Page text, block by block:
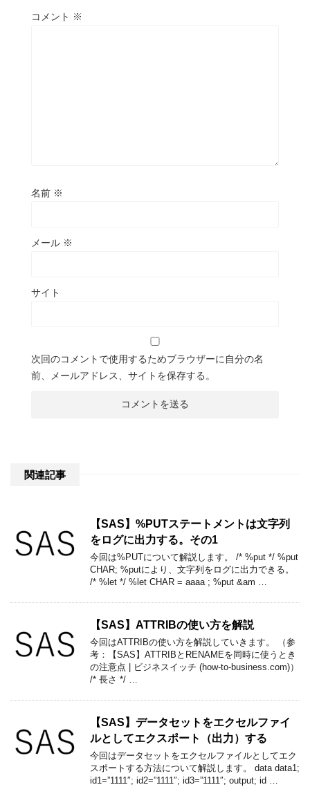
コメント ※
名前 ※
メール ※
サイト
次回のコメントで使用するためブラウザーに自分の名
前、メールアドレス、サイトを保存する。
関連記事
【SAS】%PUTステートメントは文字列
をログに出力する。その1
今回は%PUTについて解説します。 /* %put */ %put
CHAR; %putにより、文字列をログに出力できる。
/* %let */ %let CHAR = aaaa ; %put &am …
【SAS】ATTRIBの使い方を解説
今回はATTRIBの使い方を解説していきます。 （参
考：【SAS】ATTRIBとRENAMEを同時に使うとき
の注意点 | ビジネスイッチ (how-to-business.com)）
/* 長さ */ …
【SAS】データセットをエクセルファイ
ルとしてエクスポート（出力）する
今回はデータセットをエクセルファイルとしてエク
スポートする方法について解説します。 data data1;
id1=”1111″; id2=”1111″; id3=”1111″; output; id …